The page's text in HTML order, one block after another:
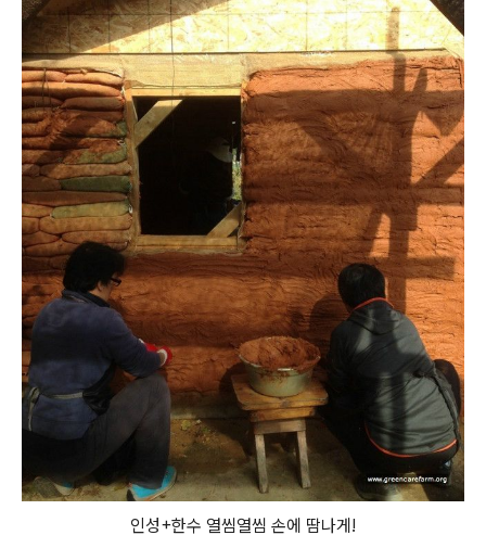
인성+한수 열씸열씸 손에 땀나게!